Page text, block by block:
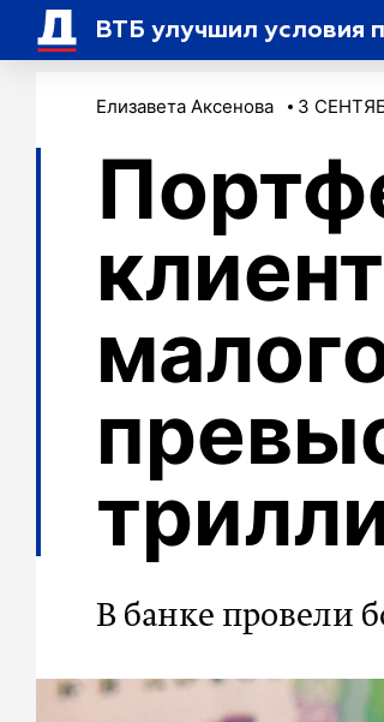
ВТБ улучшил условия
Елизавета Аксенова 3
В банке провели